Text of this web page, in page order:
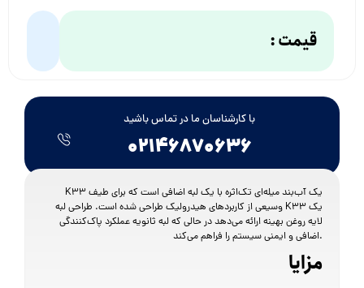
قیمت :
با کارشناسان ما در تماس باشید
۰۲۱۴۶۸۷۰۶۳۶
K33 یک آب‌بند میله‌ای تک‌اثره با یک لبه اضافی است که برای طیف
وسیعی از کاربردهای هیدرولیک طراحی شده است. طراحی لبه K33 یک
لایه روغن بهینه ارائه می‌دهد در حالی که لبه ثانویه عملکرد پاک‌کنندگی
اضافی و ایمنی سیستم را فراهم می‌کند.
مزایا